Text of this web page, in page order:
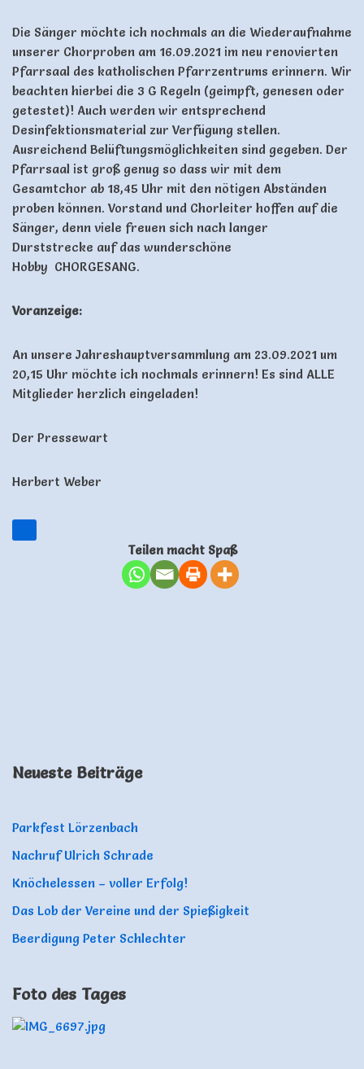
Die Sänger möchte ich nochmals an die Wiederaufnahme
unserer Chorproben am 16.09.2021 im neu renovierten
Pfarrsaal des katholischen Pfarrzentrums erinnern. Wir
beachten hierbei die 3 G Regeln (geimpft, genesen oder
getestet)! Auch werden wir entsprechend
Desinfektionsmaterial zur Verfügung stellen.
Ausreichend Belüftungsmöglichkeiten sind gegeben. Der
Pfarrsaal ist groß genug so dass wir mit dem
Gesamtchor ab 18,45 Uhr mit den nötigen Abständen
proben können. Vorstand und Chorleiter hoffen auf die
Sänger, denn viele freuen sich nach langer
Durststrecke auf das wunderschöne
Hobby CHORGESANG.
Voranzeige:
An unsere Jahreshauptversammlung am 23.09.2021 um
20,15 Uhr möchte ich nochmals erinnern! Es sind ALLE
Mitglieder herzlich eingeladen!
Der Pressewart
Herbert Weber
Teilen macht Spaß
Neueste Beiträge
Parkfest Lörzenbach
Nachruf Ulrich Schrade
Knöchelessen – voller Erfolg!
Das Lob der Vereine und der Spießigkeit
Beerdigung Peter Schlechter
Foto des Tages